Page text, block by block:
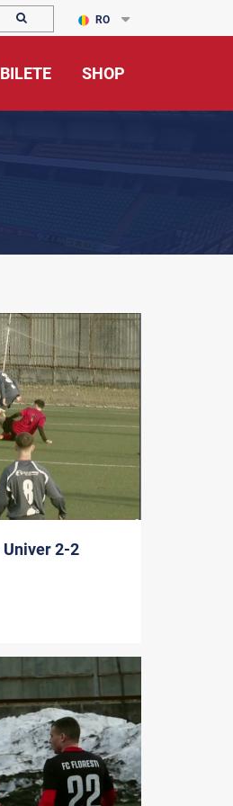
RO
BILETE SHOP
Univer 2-2